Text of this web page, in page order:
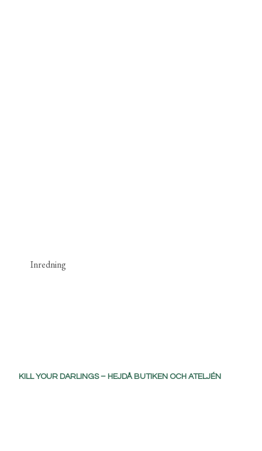
Inredning
KILL YOUR DARLINGS – HEJDÅ BUTIKEN OCH ATELJÉN